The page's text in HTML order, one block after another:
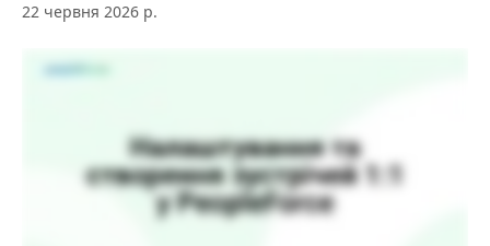
22 червня 2026 р.